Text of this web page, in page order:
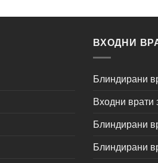
ВХОДНИ
Блиндирани
Входни врати
Блиндирани
Блиндирани